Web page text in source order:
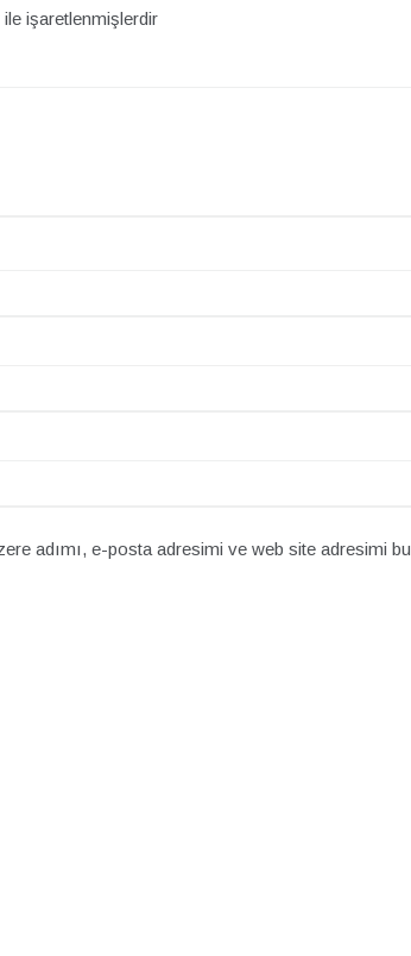
ile işaretlenmişlerdir
adımı, e-posta adresimi ve web site adresimi bu